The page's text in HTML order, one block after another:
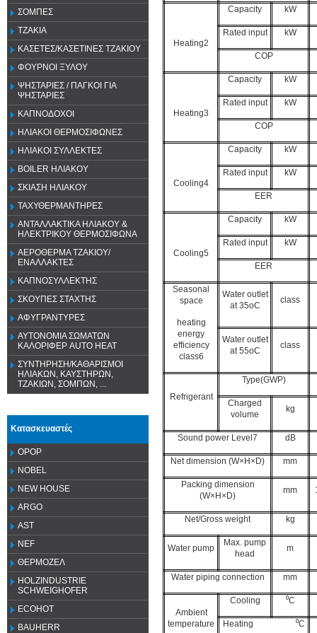
ΣΟΜΠΕΣ
ΤΖΑΚΙΑ
ΚΑΣΕΤΕΣ/ΚΑΣΕΤΙΝΕΣ ΤΖΑΚΙΟΥ
ΦΟΥΡΝΟΙ ΞΥΛΟΥ
ΨΗΣΤΑΡΙΕΣ / ΠΑΓΚΟΙ ΓΙΑ
ΨΗΣΤΑΡΙΕΣ
ΚΑΠΝΟΔΟΧΟΙ
ΗΛΙΑΚΟΙ ΘΕΡΜΟΣΙΦΩΝΕΣ
ΗΛΙΑΚΟΙ ΣΥΛΛΕΚΤΕΣ
BOILER ΗΛΙΑΚΟΥ
ΣΚΙΑΣΗ ΗΛΙΑΚΟΥ
ΤΑΧΥΘΕΡΜΑΝΤΗΡΕΣ
ΑΝΤΑΛΛΑΚΤΙΚΑ ΗΛΙΑΚΟΥ &
ΗΛΕΚΤΡΙΚΟΥ ΘΕΡΜΟΣΙΦΩΝΑ
ΑΕΡΟΘΕΡΜΑ ΤΖΑΚΙΟΥ/
ΕΝΑΛΛΑΚΤΕΣ
ΚΑΠΝΟΣΥΛΛΕΚΤΗΣ
ΣΚΟΥΠΕΣ ΣΤΑΧΤΗΣ
ΑΦΥΓΡΑΝΤΥΡΕΣ
ΑΥΤΟΝΟΜΙΑ ΣΩΜΑΤΩΝ
ΚΑΛΟΡΙΦΕΡ AUTO HEAT
ΣΥΝΤΗΡΗΣΗ/ΚΑΘΑΡΙΣΜΟΙ
ΗΛΙΑΚΩΝ, ΚΑΥΣΤΗΡΩΝ,
ΤΖΑΚΙΩΝ, ΣΟΜΠΩΝ, ...
Κατασκευαστές
OPOP
NOBEL
NEW HOUSE
ARGO
AST
NEF
ΘΕΡΜΟΖΕΛ
HOLZINDUSTRIE
SCHWEIGHOFER
ECOHOT
BAUHERR
Heating2
Capacity kW
Rated input kW
COP
Heating3
Capacity kW
Rated input kW
COP
Cooling4
Capacity kW
Rated input kW
EER
Cooling5
Capacity kW
Rated input kW
EER
Seasonal
space
heating
energy
efficiency
class6
Water outlet
at 35oC
class
Water outlet
at 55oC
class
Refrigerant
Type(GWP)
Charged
volume
kg
Sound power Level7 dB
Net dimension (W×H×D) mm
Packing dimension
(W×H×D)
mm
Net/Gross weight kg
Water pump
Max. pump
head
m
Water piping connection mm
Ambient
temperature
Cooling ⁰C
Heating ⁰C